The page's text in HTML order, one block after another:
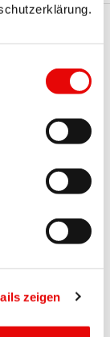
zeigen